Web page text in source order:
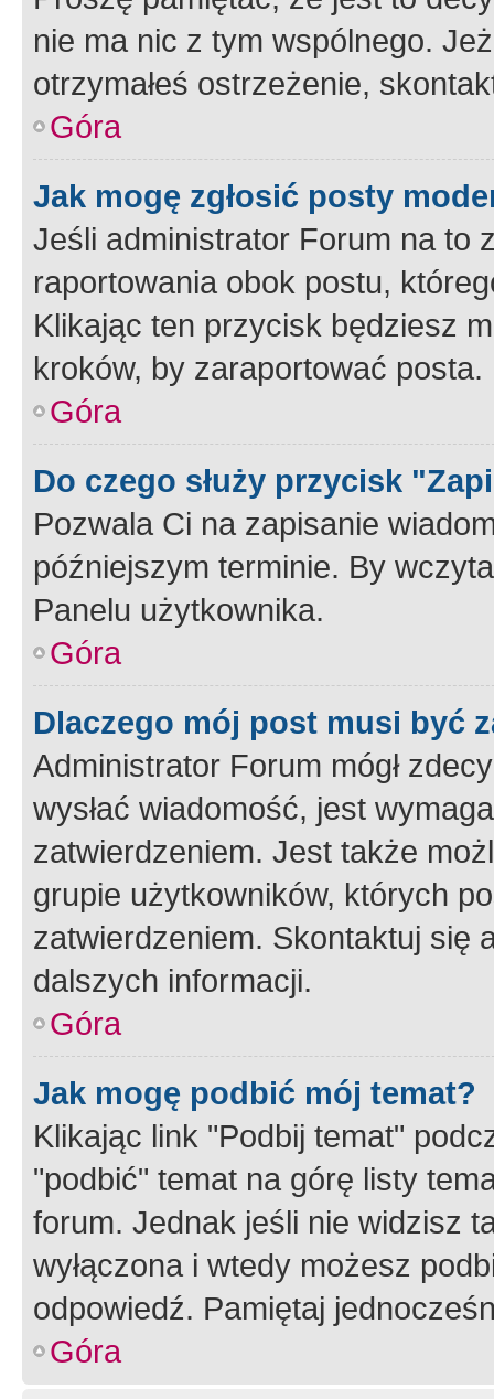
nie ma nic z tym wspólnego.
otrzymałeś ostrzeżenie,
Góra
Jak mogę zgłosić posty
Jeśli administrator Forum na to
raportowania obok postu,
Klikając ten przycisk będziesz
kroków, by zaraportować posta.
Góra
Do czego służy przycisk
Pozwala Ci na zapisanie
późniejszym terminie. By
Panelu użytkownika.
Góra
Dlaczego mój post musi być
Administrator Forum mógł
wysłać wiadomość, jest
zatwierdzeniem. Jest także
grupie użytkowników, których
zatwierdzeniem. Skontaktuj się
dalszych informacji.
Góra
Jak mogę podbić mój temat?
Klikając link "Podbij temat"
"podbić" temat na górę listy
forum. Jednak jeśli nie widzisz
wyłączona i wtedy możesz
odpowiedź. Pamiętaj
Góra